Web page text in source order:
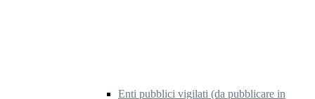
Enti pubblici vigilati (da pubblicare in